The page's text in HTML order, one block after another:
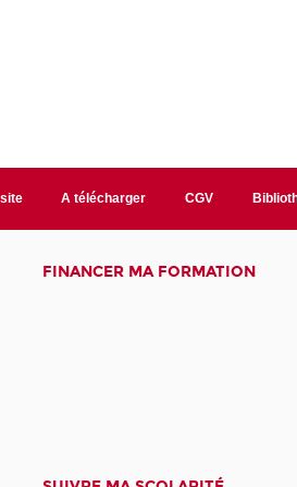
A télécharger CGV
FINANCER MA FORMATION